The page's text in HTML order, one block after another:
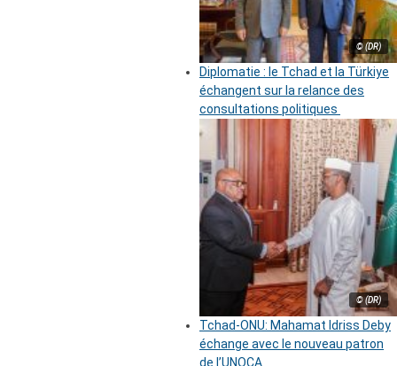
© (DR)
Diplomatie : le Tchad et la Türkiye
échangent sur la relance des
consultations politiques
© (DR)
Tchad-ONU: Mahamat Idriss Deby
échange avec le nouveau patron
de l’UNOCA